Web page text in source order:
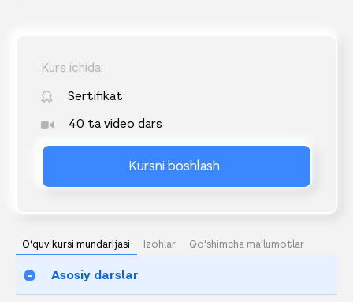
Kurs ichida:
Sertifikat
40 ta video dars
Kursni boshlash
O‘quv kursi mundarijasi Izohlar Qo'shimcha ma'lumotlar
Asosiy darslar